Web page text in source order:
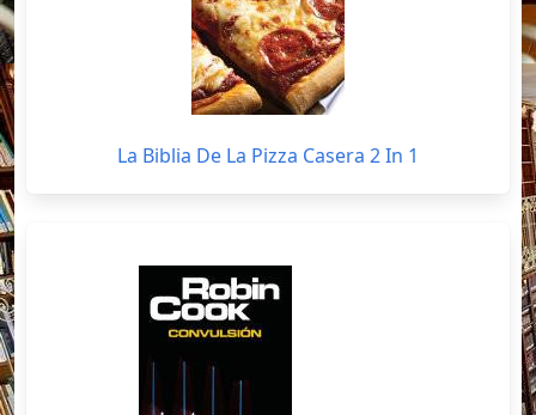
La Biblia De La Pizza Casera 2 In 1